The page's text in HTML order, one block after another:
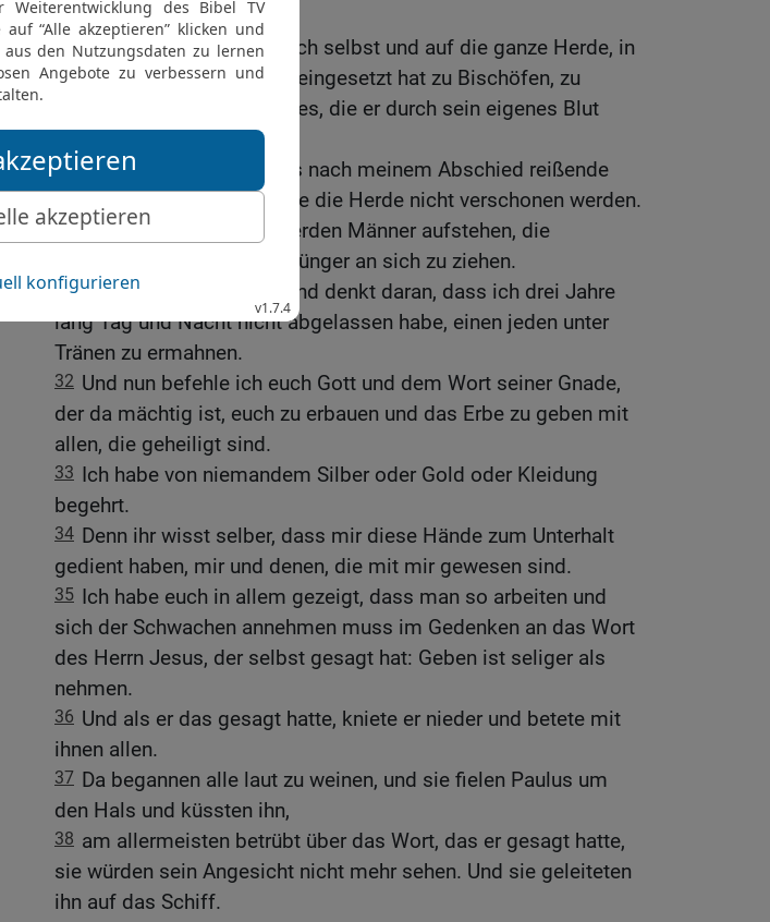
Gottes zu verkündigen.
28 So habt nun acht auf euch selbst und auf die ganze Herde, in
der euch der Heilige Geist eingesetzt hat zu Bischöfen, zu
weiden die Gemeinde Gottes, die er durch sein eigenes Blut
29 Denn das weiß ich, dass nach meinem Abschied reißende
Wölfe zu euch kommen, die die Herde nicht verschonen werden.
30 Auch aus eurer Mitte werden Männer aufstehen, die
Verkehrtes reden, um die Jünger an sich zu ziehen.
31 Darum seid wachsam und denkt daran, dass ich drei Jahre
lang Tag und Nacht nicht abgelassen habe, einen jeden unter
Tränen zu ermahnen.
32 Und nun befehle ich euch Gott und dem Wort seiner Gnade,
der da mächtig ist, euch zu erbauen und das Erbe zu geben mit
allen, die geheiligt sind.
33 Ich habe von niemandem Silber oder Gold oder Kleidung
begehrt.
34 Denn ihr wisst selber, dass mir diese Hände zum Unterhalt
gedient haben, mir und denen, die mit mir gewesen sind.
35 Ich habe euch in allem gezeigt, dass man so arbeiten und
sich der Schwachen annehmen muss im Gedenken an das Wort
des Herrn Jesus, der selbst gesagt hat: Geben ist seliger als
nehmen.
36 Und als er das gesagt hatte, kniete er nieder und betete mit
ihnen allen.
37 Da begannen alle laut zu weinen, und sie fielen Paulus um
den Hals und küssten ihn,
38 am allermeisten betrübt über das Wort, das er gesagt hatte,
sie würden sein Angesicht nicht mehr sehen. Und sie geleiteten
ihn auf das Schiff.